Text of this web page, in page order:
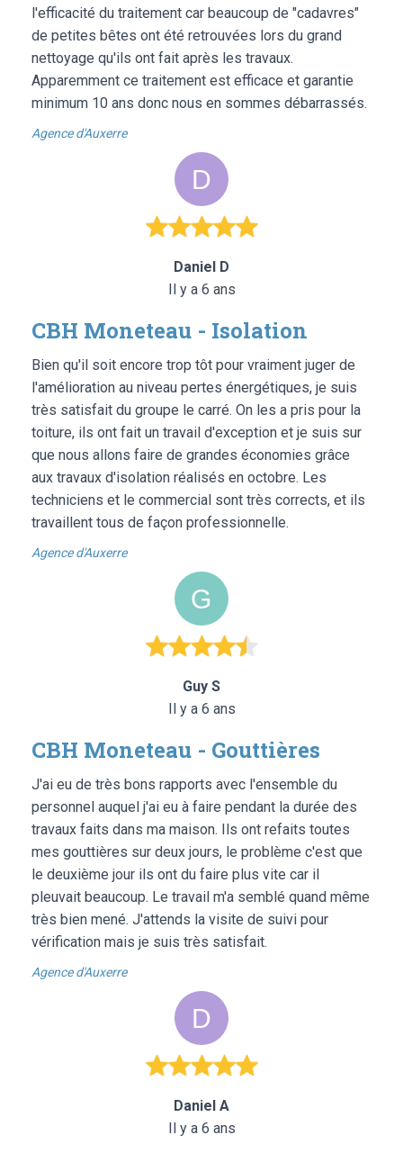
l'efficacité du traitement car beaucoup de "cadavres"
de petites bêtes ont été retrouvées lors du grand
nettoyage qu'ils ont fait après les travaux.
Apparemment ce traitement est efficace et garantie
minimum 10 ans donc nous en sommes débarrassés.
Agence d'Auxerre
Daniel D
Il y a 6 ans
CBH Moneteau - Isolation
Bien qu'il soit encore trop tôt pour vraiment juger de
l'amélioration au niveau pertes énergétiques, je suis
très satisfait du groupe le carré. On les a pris pour la
toiture, ils ont fait un travail d'exception et je suis sur
que nous allons faire de grandes économies grâce
aux travaux d'isolation réalisés en octobre. Les
techniciens et le commercial sont très corrects, et ils
travaillent tous de façon professionnelle.
Agence d'Auxerre
Guy S
Il y a 6 ans
CBH Moneteau - Gouttières
J'ai eu de très bons rapports avec l'ensemble du
personnel auquel j'ai eu à faire pendant la durée des
travaux faits dans ma maison. Ils ont refaits toutes
mes gouttières sur deux jours, le problème c'est que
le deuxième jour ils ont du faire plus vite car il
pleuvait beaucoup. Le travail m'a semblé quand même
très bien mené. J'attends la visite de suivi pour
vérification mais je suis très satisfait.
Agence d'Auxerre
Daniel A
Il y a 6 ans